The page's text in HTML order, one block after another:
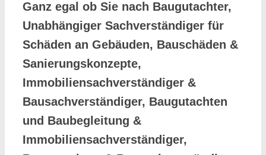
Ganz egal ob Sie nach Baugutachter,
Unabhängiger Sachverständiger für
Schäden an Gebäuden, Bauschäden &
Sanierungskonzepte,
Immobiliensachverständiger &
Bausachverständiger, Baugutachten
und Baubegleitung &
Immobiliensachverständiger,